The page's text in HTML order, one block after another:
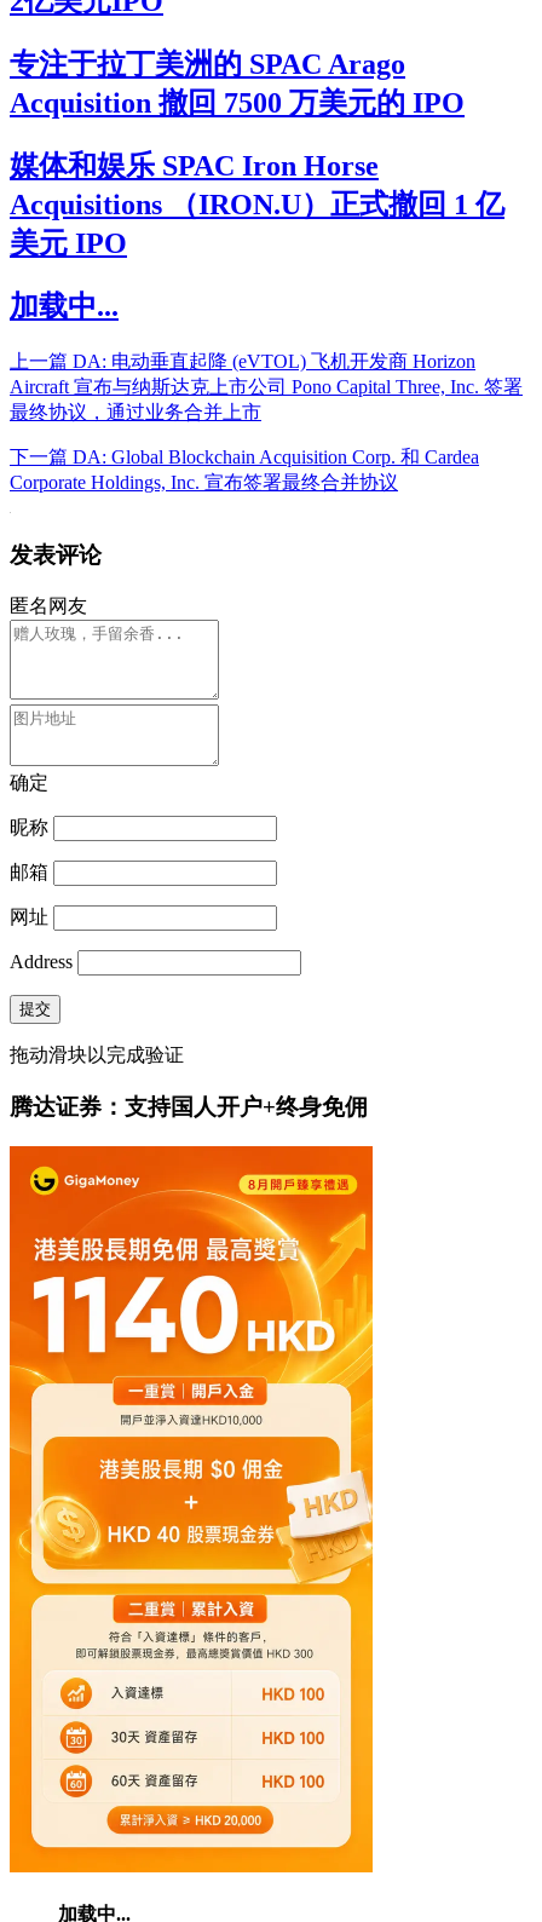
专注于拉丁美洲的 SPAC Arago
Acquisition 撤回 7500 万美元的 IPO
媒体和娱乐 SPAC Iron Horse
Acquisitions （IRON.U）正式撤回 1 亿
美元 IPO
加载中...
上一篇 DA: 电动垂直起降 (eVTOL) 飞机开发商 Horizon
Aircraft 宣布与纳斯达克上市公司 Pono Capital Three, Inc. 签署
最终协议，通过业务合并上市
下一篇 DA: Global Blockchain Acquisition Corp. 和 Cardea
Corporate Holdings, Inc. 宣布签署最终合并协议
发表评论
匿名网友
确定
昵称
邮箱
网址
Address
提交
拖动滑块以完成验证
腾达证券：支持国人开户+终身免佣
加载中...